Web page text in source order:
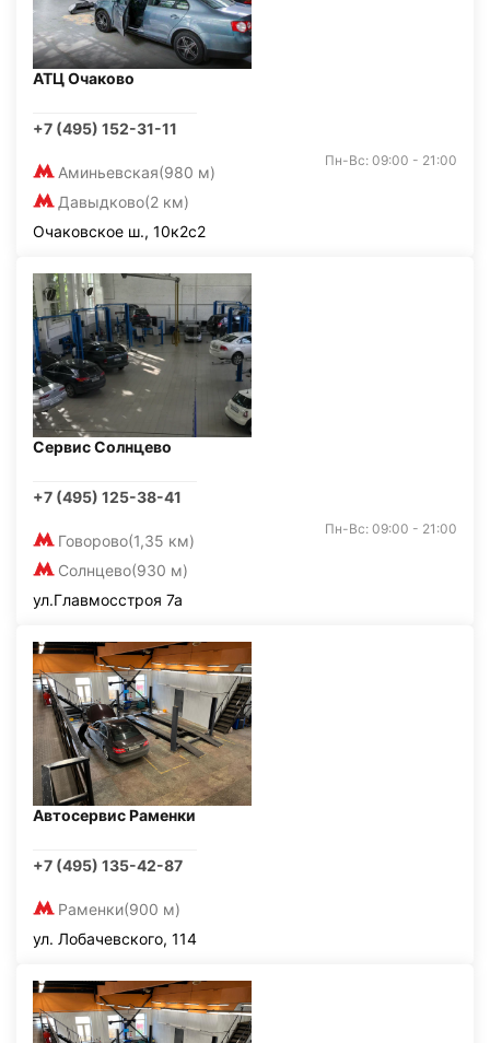
АТЦ Очаково
+7 (495) 152-31-11
Аминьевская(980 м)
Давыдково(2 км)
Пн-Вс: 09:00 - 21:00
Очаковское ш., 10к2с2
Сервис Солнцево
+7 (495) 125-38-41
Говорово(1,35 км)
Солнцево(930 м)
Пн-Вс: 09:00 - 21:00
ул.Главмосстроя 7а
Автосервис Раменки
+7 (495) 135-42-87
Раменки(900 м)
ул. Лобачевского, 114